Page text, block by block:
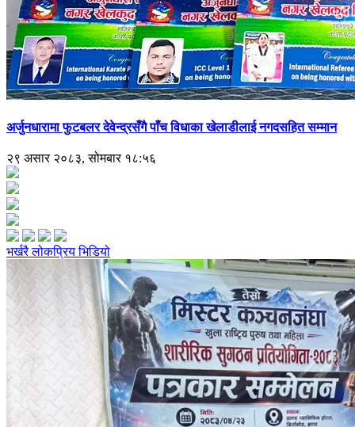
अर्जुनधारामा फुटबलर देवेन्द्रसँगै पाँच विधाका खेलाडीलाई नगदसहित सम्मान
२९ असार २०८३, सोमबार १८:५६
भर्खरैलोकप्रियभिडियो